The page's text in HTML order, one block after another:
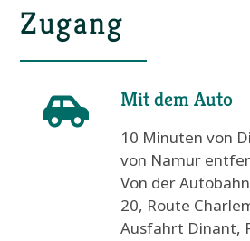
Zugang
Mit dem Auto
10 Minuten von
von Namur
Von der
20, Route
Ausfahrt Dinant,